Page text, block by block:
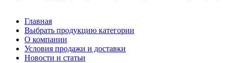
Главная
Выбрать продукцию категории
О компании
Условия продажи и доставки
Новости и статьи